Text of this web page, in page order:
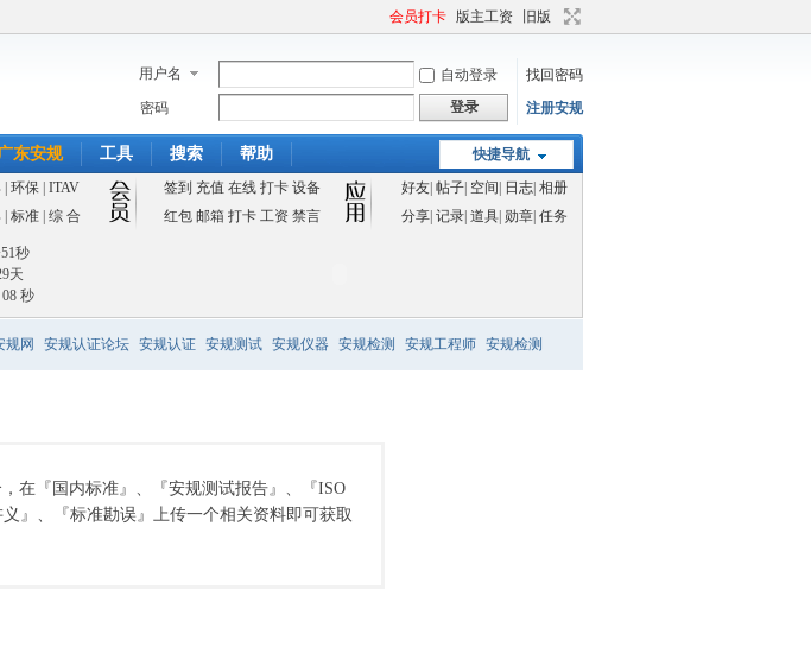
会员打卡 版主工资 旧版
用户名 自动登录
找回密码
密码
登录 注册安规
快捷导航
东安规 工具 搜索 帮助
环保 ITAV 签到 充值 在线 打卡 设备 好友| 帖子| 空间 日志| 相册
| 标准| 综 合 红包 邮箱 打卡 工资 禁言 分享| 记录| 道具| 勋章| 任务
秒
天
秒
规网 安规认证论坛 安规认证 安规测试 安规仪器 安规检测 安规工程师 安规检测
在『国内标准』、『安规测试报告』、『ISO
』、『标准勘误』上传一个相关资料即可获取